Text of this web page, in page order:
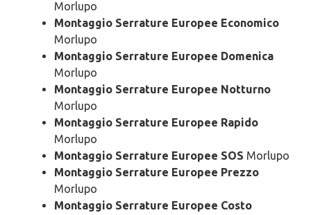
Morlupo
Montaggio Serrature Europee Economico
Morlupo
Montaggio Serrature Europee Domenica
Morlupo
Montaggio Serrature Europee Notturno
Morlupo
Montaggio Serrature Europee Rapido
Morlupo
Montaggio Serrature Europee SOS Morlupo
Montaggio Serrature Europee Prezzo
Morlupo
Montaggio Serrature Europee Costo